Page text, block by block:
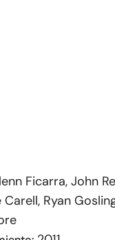
Ficarra, John
Carell, Ryan